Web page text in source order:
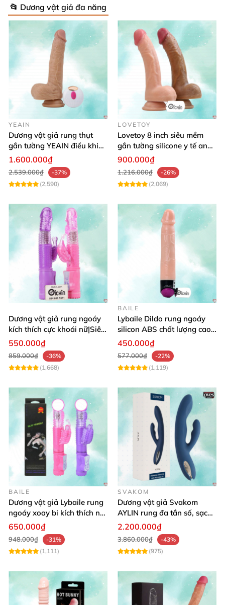
Bình luận
📂 Dương vật giả đa năng
YEAIN
Dương vật giả rung thụt
gắn tường YEAIN điều khiển
từ xa
1.600.000₫
2.539.000₫
-37%
(2,590)
LOVETOY
Lovetoy 8 inch siêu mềm
gắn tường silicone y tế an
toàn
900.000₫
1.216.000₫
-26%
(2,069)
Dương vật giả rung ngoáy
kích thích cực khoái nữ|Siêu
phẩm
550.000₫
859.000₫
-36%
(1,668)
BAILE
Lybaile Dildo rung ngoáy
silicon ABS chất lượng cao
kích thước chuẩn
450.000₫
577.000₫
-22%
(1,119)
BAILE
Dương vật giả Lybaile rung
ngoáy xoay bi kích thích nữ
thủ dâm
650.000₫
948.000₫
-31%
(1,111)
SVAKOM
Dương vật giả Svakom
AYLIN rung đa tần số, sạc
pin chống nước
2.200.000₫
3.860.000₫
-43%
(975)